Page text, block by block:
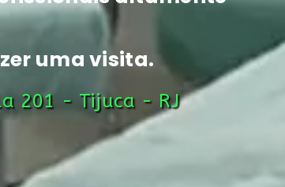
uma visita.
201 - Tijuca - RJ